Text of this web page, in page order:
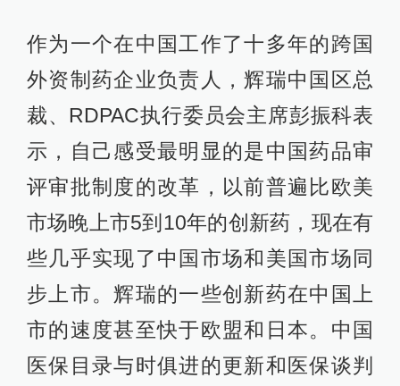
作为一个在中国工作了十多年的跨国
外资制药企业负责人，辉瑞中国区总
裁、RDPAC执行委员会主席彭振科表
示，自己感受最明显的是中国药品审
评审批制度的改革，以前普遍比欧美
市场晚上市5到10年的创新药，现在有
些几乎实现了中国市场和美国市场同
步上市。辉瑞的一些创新药在中国上
市的速度甚至快于欧盟和日本。中国
医保目录与时俱进的更新和医保谈判